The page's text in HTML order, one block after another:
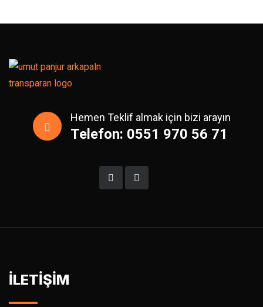
Hemen Teklif almak için bizi arayın
Telefon: 0551 970 56 71
İLETİŞİM